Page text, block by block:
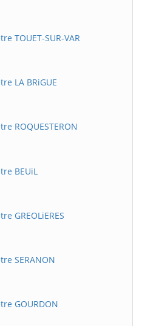
TOUET-SUR-VAR
LA BRiGUE
ROQUESTERON
BEUiL
GREOLiERES
SERANON
GOURDON